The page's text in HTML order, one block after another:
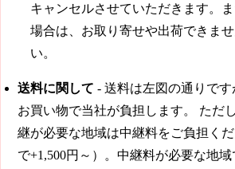
キャンセルさせていただきます。
場合は、お取り寄せや出荷できま
い。
送料に関して - 送料は左図の通りです
お買い物で当社が負担します。 ただ
継が必要な地域は中継料をご負担く
で+1,500円～）。中継料が必要な地